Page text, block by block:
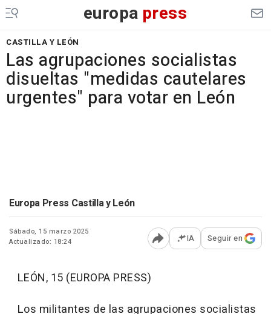
europa press
CASTILLA Y LEÓN
Las agrupaciones socialistas
disueltas "medidas cautelares
urgentes" para votar en León
Europa Press Castilla y León
Sábado, 15 marzo 2025
Actualizado: 18:24
Abrir opciones para
IA Seguir en
LEÓN, 15 (EUROPA PRESS)
Los militantes de las agrupaciones socialistas